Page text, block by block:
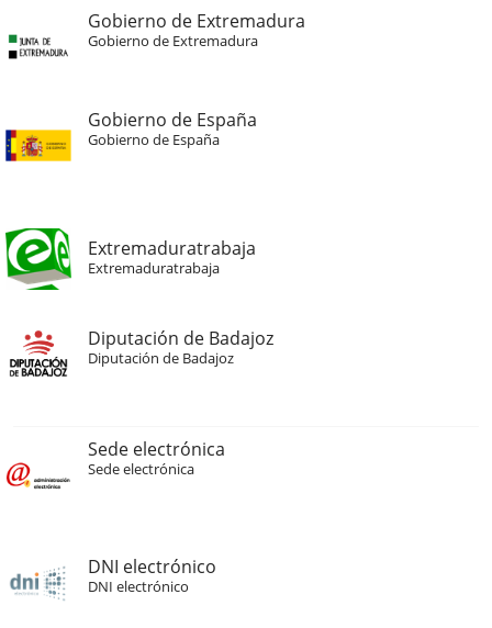
Gobierno de Extremadura
Gobierno de Extremadura
Gobierno de España
Gobierno de España
Extremaduratrabaja
Extremaduratrabaja
Diputación de Badajoz
Diputación de Badajoz
Sede electrónica
Sede electrónica
DNI electrónico
DNI electrónico